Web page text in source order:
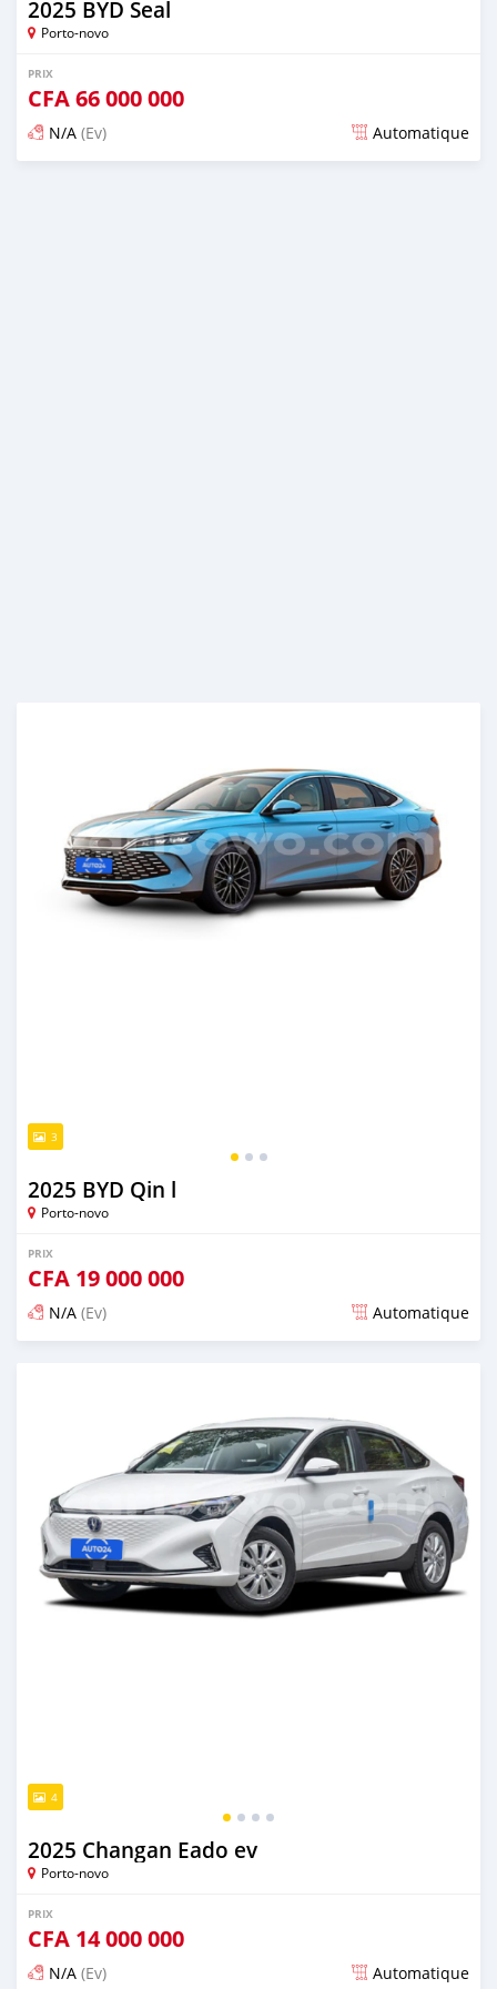
2025 BYD Seal
Porto-novo
PRIX
CFA66 000 000
N/A (Ev) Automatique
3
2025 BYD Qin l
Porto-novo
PRIX
CFA 19 000 000
N/A (Ev) Automatique
4
2025 Changan Eado ev
Porto-novo
PRIX
CFA 14 000 000
N/A (Ev) Automatique